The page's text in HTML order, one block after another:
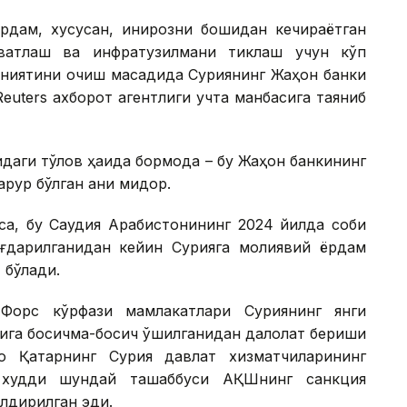
хусусан, инқирозни бошидан кечираётган
ва инфратузилмани тиклаш учун кўп
очиш мақсадида Суриянинг Жаҳон банки
ахборот агентлиги учта манбасига таяниб
тўлов ҳақида бормоқда – бу Жаҳон банкининг
бўлган аниқ миқдор.
бу Саудия Арабистонининг 2024 йилда собиқ
кейин Сурияга молиявий ёрдам
бўлади.
кўрфази мамлакатлари Суриянинг янги
босқичма-босқич қўшилганидан далолат бериши
Қатарнинг Сурия давлат хизматчиларининг
шундай ташаббуси АҚШнинг санкция
эди.